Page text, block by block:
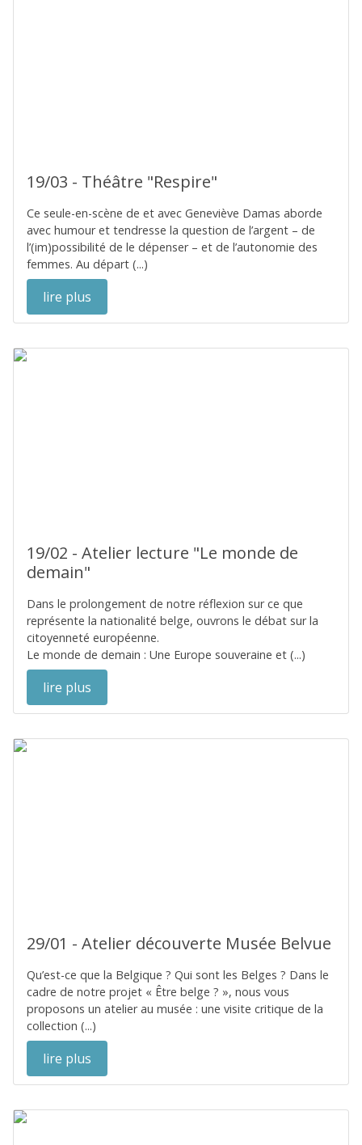
19/03 - Théâtre "Respire"
Ce seule-en-scène de et avec Geneviève Damas aborde
avec humour et tendresse la question de l’argent – de
l’(im)possibilité de le dépenser – et de l’autonomie des
femmes. Au départ (...)
lire plus
19/02 - Atelier lecture "Le monde de
demain"
Dans le prolongement de notre réflexion sur ce que
représente la nationalité belge, ouvrons le débat sur la
citoyenneté européenne.
Le monde de demain : Une Europe souveraine et (...)
lire plus
29/01 - Atelier découverte Musée Belvue
Qu’est-ce que la Belgique ? Qui sont les Belges ? Dans le
cadre de notre projet « Être belge ? », nous vous
proposons un atelier au musée : une visite critique de la
collection (...)
lire plus